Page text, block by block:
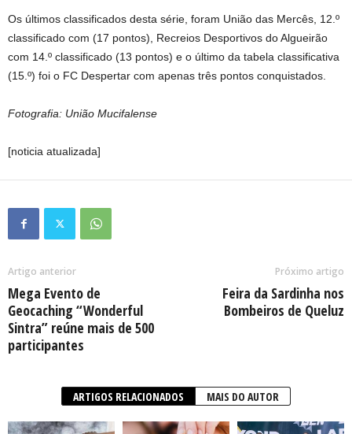
Os últimos classificados desta série, foram União das Mercês, 12.º
classificado com (17 pontos), Recreios Desportivos do Algueirão
com 14.º classificado (13 pontos) e o último da tabela classificativa
(15.º) foi o FC Despertar com apenas três pontos conquistados.
Fotografia: União Mucifalense
[noticia atualizada]
Artigo anterior
Mega Evento de
Geocaching “Wonderful
Sintra” reúne mais de 500
participantes
Próximo artigo
Feira da Sardinha nos
Bombeiros de Queluz
ARTIGOS RELACIONADOS MAIS DO AUTOR